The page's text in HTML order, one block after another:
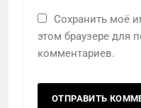
Сохранить моё
этом браузере для
комментариев.